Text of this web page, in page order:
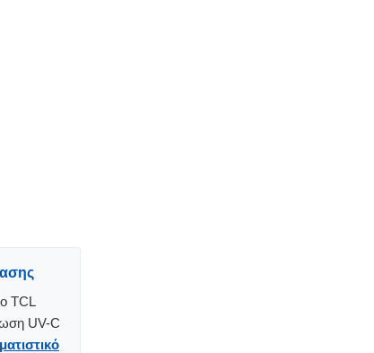
TCL
UV-C